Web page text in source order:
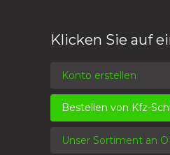
Klicken Sie auf
Konto erstellen
Bestellen von Kfz-
Unser Sortiment an